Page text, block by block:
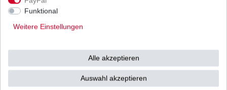
Ab einem Warenwert von
500 Euro versenden wir
53783 Eitorf (
unbedingt Termin
Funktional
Weitere Einstellungen
Alle akzeptieren
Auswahl akzeptieren